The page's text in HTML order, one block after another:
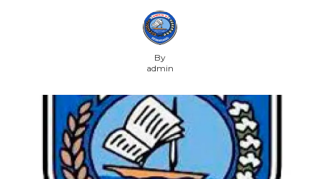
By
admin